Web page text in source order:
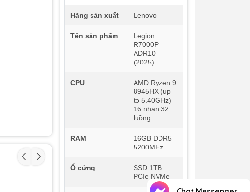
Hãng sản xuất Lenovo
Tên sản phẩm
Legion
R7000P
ADR10
(2025)
CPU
AMD Ryzen 9
8945HX (up
to 5.40GHz)
16 nhân 32
luồng
RAM
16GB DDR5
5200MHz
Ổ cứng
SSD 1TB
PCIe NVMe